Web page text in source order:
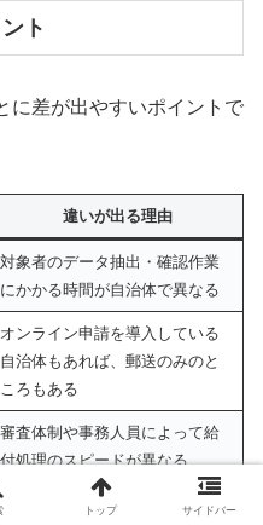
ト
に差が出やすいポイントで
違いが出る理由
対象者のデータ抽出・確認作業
にかかる時間が自治体で異なる
オンライン申請を導入している
自治体もあれば、郵送のみのと
ころもある
審査体制や事務人員によって給
付処理のスピードが異なる
各自治体で独自に設定している
トップ サイドバー